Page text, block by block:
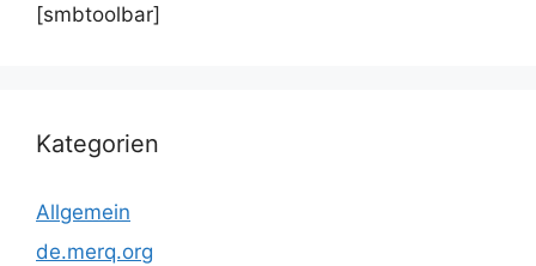
[smbtoolbar]
Kategorien
Allgemein
de.merq.org